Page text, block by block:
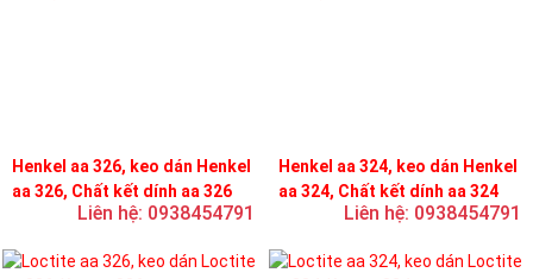
Henkel aa 326, keo dán Henkel
aa 326, Chất kết dính aa 326
Liên hệ: 0938454791
Henkel aa 324, keo dán Henkel
aa 324, Chất kết dính aa 324
Liên hệ: 0938454791